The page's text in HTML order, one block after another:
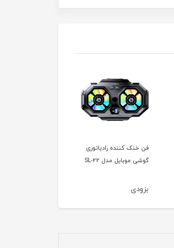
فن خنک کننده رادیاتوری
گوشی موبایل مدل SL-22
بزودی